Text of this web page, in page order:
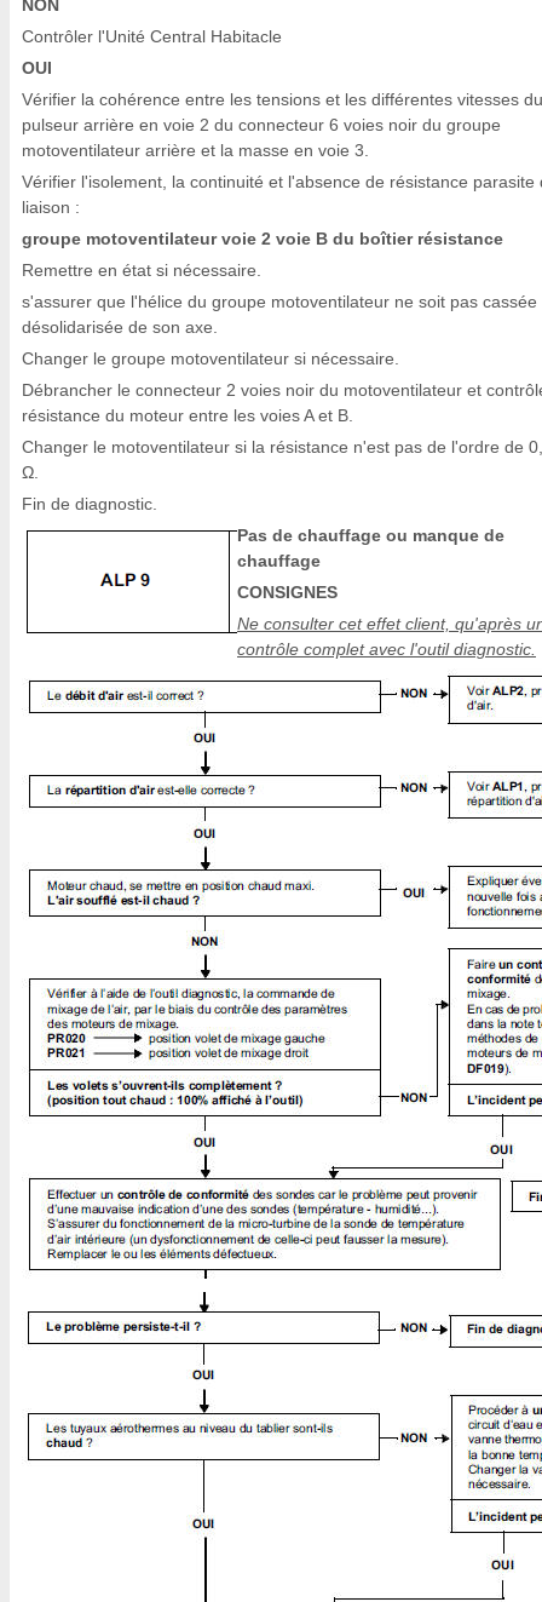
NON
Contrôler l'Unité Central Habitacle
OUI
Vérifier la cohérence entre les tensions et les différentes vitesses du
pulseur arrière en voie 2 du connecteur 6 voies noir du groupe
motoventilateur arrière et la masse en voie 3.
Vérifier l'isolement, la continuité et l'absence de résistance parasite
liaison :
groupe motoventilateur voie 2 voie B du boîtier résistance
Remettre en état si nécessaire.
s'assurer que l'hélice du groupe motoventilateur ne soit pas cassée
désolidarisée de son axe.
Changer le groupe motoventilateur si nécessaire.
Débrancher le connecteur 2 voies noir du motoventilateur et
résistance du moteur entre les voies A et B.
Changer le motoventilateur si la résistance n'est pas de l'ordre de
Ω.
Fin de diagnostic.
Pas de chauffage ou manque de
chauffage
CONSIGNES
Ne consulter cet effet client, qu'après
contrôle complet avec l'outil diagnostic.